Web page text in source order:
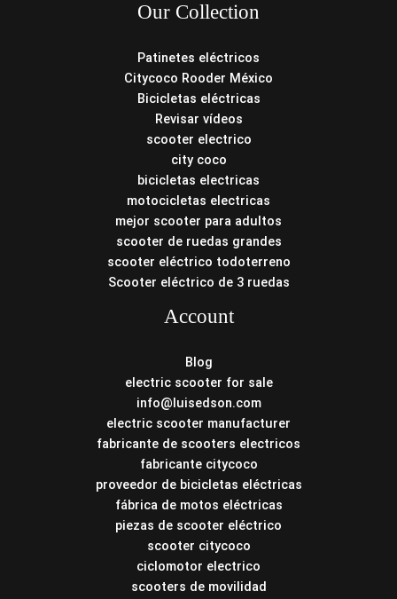
Our Collection
Patinetes eléctricos
Citycoco Rooder México
Bicicletas eléctricas
Revisar vídeos
scooter electrico
city coco
bicicletas electricas
motocicletas electricas
mejor scooter para adultos
scooter de ruedas grandes
scooter eléctrico todoterreno
Scooter eléctrico de 3 ruedas
Account
Blog
electric scooter for sale
info@luisedson.com
electric scooter manufacturer
fabricante de scooters electricos
fabricante citycoco
proveedor de bicicletas eléctricas
fábrica de motos eléctricas
piezas de scooter eléctrico
scooter citycoco
ciclomotor electrico
scooters de movilidad